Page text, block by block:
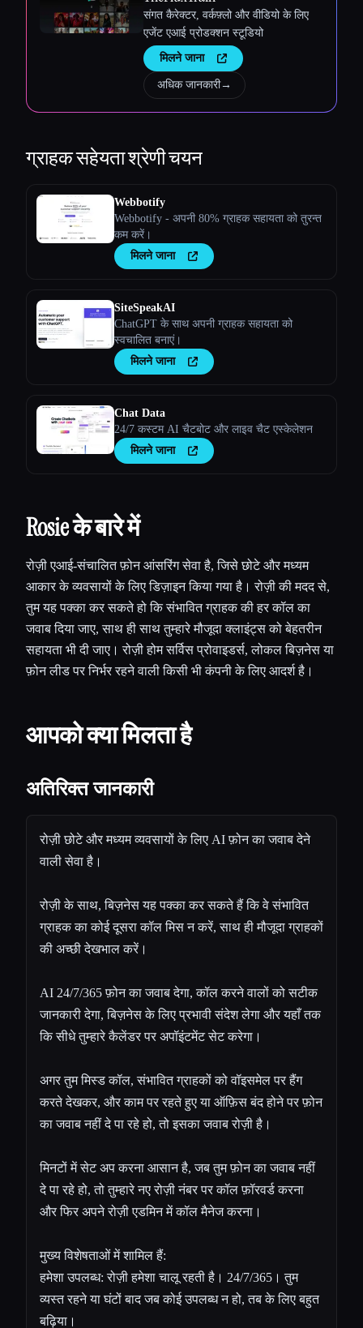
संगत कैरेक्टर, वर्कफ़्लो और वीडियो के लिए
एजेंट एआई प्रोडक्शन स्टूडियो
मिलने जाना
अधिक जानकारी→
ग्राहक सहेयताश्रेणी चयन
Webbotify
Webbotify - अपनी 80% ग्राहक सहायता को तुरन्त
कम करें।
मिलने जाना
SiteSpeakAI
ChatGPT के साथ अपनी ग्राहक सहायता को
स्वचालित बनाएं।
मिलने जाना
Chat Data
24/7 कस्टम AI चैटबोट और लाइव चैट एस्केलेशन
मिलने जाना
Rosie के बारे में
रोज़ी एआई-संचालित फ़ोन आंसरिंग सेवा है, जिसे छोटे और मध्यम
आकार के व्यवसायों के लिए डिज़ाइन किया गया है। रोज़ी की मदद से,
तुम यह पक्का कर सकते हो कि संभावित ग्राहक की हर कॉल का
जवाब दिया जाए, साथ ही साथ तुम्हारे मौजूदा क्लाइंट्स को बेहतरीन
सहायता भी दी जाए। रोज़ी होम सर्विस प्रोवाइडर्स, लोकल बिज़नेस या
फ़ोन लीड पर निर्भर रहने वाली किसी भी कंपनी के लिए आदर्श है।
आपको क्या मिलता है
अतिरिक्त जानकारी
रोज़ी छोटे और मध्यम व्यवसायों के लिए AI फ़ोन का जवाब देने
वाली सेवा है।
रोज़ी के साथ, बिज़नेस यह पक्का कर सकते हैं कि वे संभावित
ग्राहक का कोई दूसरा कॉल मिस न करें, साथ ही मौजूदा ग्राहकों
की अच्छी देखभाल करें।
AI 24/7/365 फ़ोन का जवाब देगा, कॉल करने वालों को सटीक
जानकारी देगा, बिज़नेस के लिए प्रभावी संदेश लेगा और यहाँ तक
कि सीधे तुम्हारे कैलेंडर पर अपॉइंटमेंट सेट करेगा।
अगर तुम मिस्ड कॉल, संभावित ग्राहकों को वॉइसमेल पर हैंग
करते देखकर, और काम पर रहते हुए या ऑफ़िस बंद होने पर फ़ोन
का जवाब नहीं दे पा रहे हो, तो इसका जवाब रोज़ी है।
मिनटों में सेट अप करना आसान है, जब तुम फ़ोन का जवाब नहीं
दे पा रहे हो, तो तुम्हारे नए रोज़ी नंबर पर कॉल फ़ॉरवर्ड करना
और फिर अपने रोज़ी एडमिन में कॉल मैनेज करना।
मुख्य विशेषताओं में शामिल हैं:
हमेशा उपलब्ध: रोज़ी हमेशा चालू रहती है। 24/7/365। तुम
व्यस्त रहने या घंटों बाद जब कोई उपलब्ध न हो, तब के लिए बहुत
बढ़िया।